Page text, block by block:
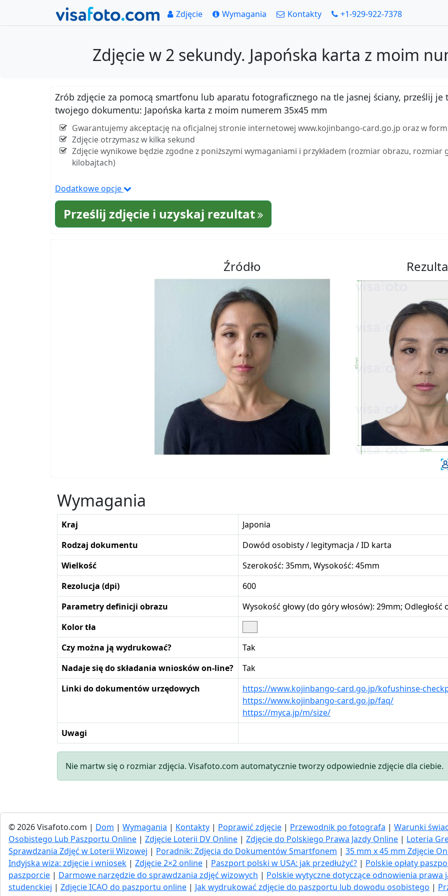
Zdjęcie Wymagania Kontakty +1-929-922-7378
Zdjęcie w 2 sekundy. Japońska karta z moim
Zrób zdjęcie za pomocą smartfonu lub aparatu fotograficznego na tle jasnej ściany, prześlij
twojego dokumentu: Japońska karta z moim numerem 35x45 mm
Gwarantujemy akceptację na oficjalnej stronie internetowej www.kojinbango-card.go.jp oraz w
Zdjęcie otrzymasz w kilka sekund
Zdjęcie wynikowe będzie zgodne z poniższymi wymaganiami i przykładem (rozmiar obrazu, rozmiar
kilobajtach)
Dodatkowe opcje
Prześlij zdjęcie i uzyskaj rezultat
Źródło
Wymagania
Kraj
Japonia
Rodzaj dokumentu
Dowód osobisty / legitymacja / ID karta
Wielkość
Szerokość: 35mm, Wysokość: 45mm
Rezolucja (dpi)
600
Parametry definicji obrazu
Wysokość głowy (do góry włosów): 29mm;
Kolor tła
Czy można ją wydrukować?
Tak
Nadaje się do składania wniosków on-line?
Tak
Linki do dokumentów urzędowych
https://www.kojinbango-card.go.jp/kofushinse-
https://www.kojinbango-card.go.jp/faq/
https://myca.jp/m/size/
Uwagi
Nie martw się o rozmiar zdjęcia. Visafoto.com automatycznie tworzy odpowiednie zdjęcie dla ciebie.
© 2026 Visafoto.com | Dom | Wymagania | Kontakty | Poprawić zdjęcie | Przewodnik po fotografa | Warunki
Osobistego Lub Paszportu Online | Zdjęcie Loterii DV Online | Zdjęcie do Polskiego Prawa Jazdy Online | Loteria
Sprawdzania Zdjęć w Loterii Wizowej | Poradnik: Zdjęcia do Dokumentów Smartfonem | 35 mm x 45 mm Zdjęcie
Indyjska wiza: zdjęcie i wniosek | Zdjęcie 2×2 online | Paszport polski w USA: jak przedłużyć​? | Polskie opłaty
paszporcie | Darmowe narzędzie do sprawdzania zdjęć wizowych | Polskie wytyczne dotyczące odnowienia prawa
studenckiej | Zdjęcie ICAO do paszportu online | Jak wydrukować zdjęcie do paszportu lub dowodu osobistego |